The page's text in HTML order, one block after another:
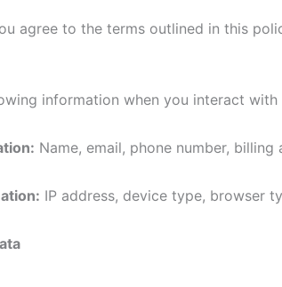
agree to the terms outlined in this
information when you interact with
Name, email, phone number,
IP address, device type, browser